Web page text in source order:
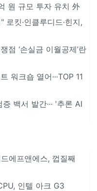
원 규모 투자 유치 外
킷·인클루디드·힌지,
점 ‘손실금 이월공제’란
워크숍 열어···TOP 11
백서 발간··· '추론 AI
에프앤에스, 껍질째
인텔 아크 G3